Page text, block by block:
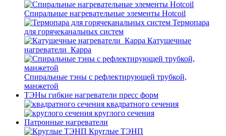
Спиральные нагревательные элементы Hotcoil
Термопара
для горячеканальных систем
Катушечные
нагреватели_Карра
Спиральные тэны с рефлектирующей трубкой,
манжетой
ТЭНы гибкие нагреватели пресс форм
квадратного сечения
круглого сечения
Патронные нагреватели
Круглые ТЭНП